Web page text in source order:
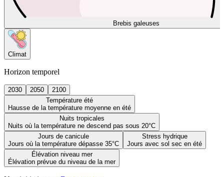
Brebis galeuses
Climat
Horizon temporel
2030 2050
2100
Température été
Hausse de la température moyenne en été
Nuits tropicales
Nuits où la température ne descend pas sous 20°C
Jours de canicule
Jours où la température dépasse 35°C
Stress hydrique
Jours avec sol sec en été
Élévation niveau mer
Élévation prévue du niveau de la mer